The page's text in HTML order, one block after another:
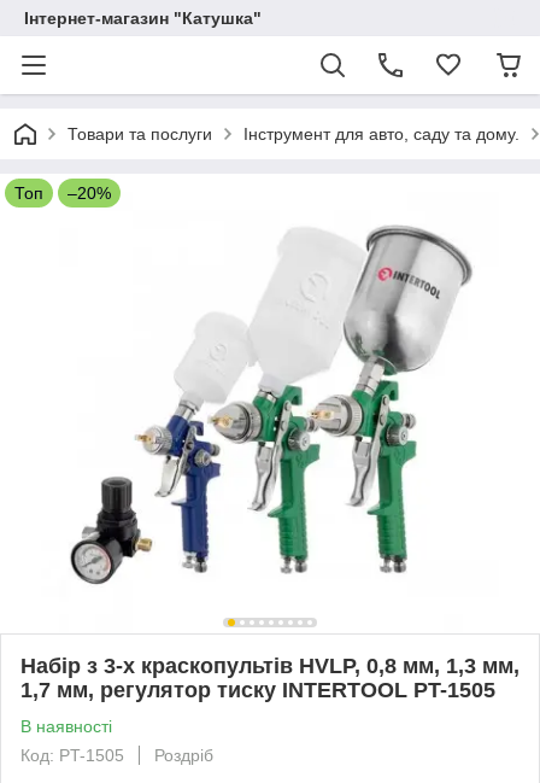
Інтернет-магазин "Катушка"
Товари та послуги Інструмент для авто, саду та дому.
Топ –20%
Набір з 3-х краскопультів HVLP, 0,8 мм, 1,3 мм,
1,7 мм, регулятор тиску INTERTOOL PT-1505
В наявності
Код: PT-1505
Роздріб